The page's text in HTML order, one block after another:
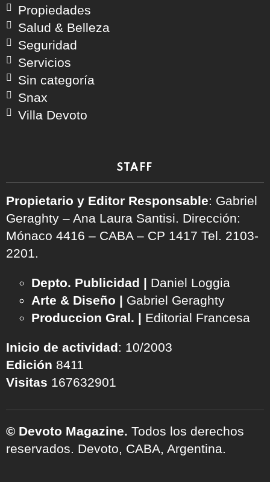
Propiedades
Salud & Belleza
Seguridad
Servicios
Sin categoría
Snax
Villa Devoto
STAFF
Propietario y Editor Responsable: Gabriel
Geraghty – Ana Laura Santisi. Dirección:
Mónaco 4416 – CABA – CP 1417 Tel. 2103-
2201.
Depto. Publicidad | Daniel Loggia
Arte & Diseño | Gabriel Geraghty
Produccion Gral. | Editorial Francesa
Inicio de actividad: 10/2003
Edición 8411
Visitas 167632901
© Devoto Magazine. Todos los derechos
reservados. Devoto, CABA, Argentina.